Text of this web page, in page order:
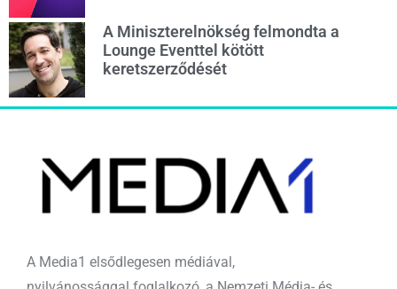
A Miniszterelnökség felmondta a
Lounge Eventtel kötött
keretszerződését
A Media1 elsődlegesen médiával,